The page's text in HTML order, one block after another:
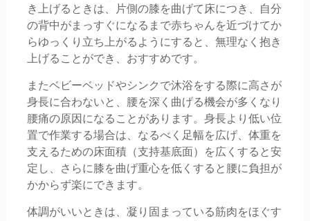
き上げるときは、片側の膝を曲げて床につき、自分
の背中がまっすぐになるまで赤ちゃんを近づけてか
らゆっくり立ち上がるようにすると、無理なく抱き
上げることができ、おすすめです。
またベビーベッドやシンクで沐浴をする際に高さが
身長に合わないと、腰を深く曲げる機会が多くなり
腰痛の原因になることがあります。身長より低い位
置で作業する場合は、なるべく足幅を広げ、体重を
支えるための床面積（支持基底面）を広くすると安
定し、さらに膝を曲げ重心を低くすると腰に負担が
かからず楽にできます。
体調がいいときは、凝り固まっている筋肉をほぐす